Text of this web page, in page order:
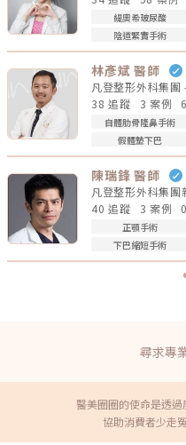
緹奧希玻尿酸
陰道緊實手術
林彥斌 醫師
凡登整形外科集團
38 追蹤
3 案例
自體肋骨隆鼻手術
假體墊下巴
陳瑞鋒 醫師
凡登整形外科集團
40 追蹤
3 案例
正顎手術
下巴縮短手術
尋求專
醫美圈圈的使命是透
協助消費者少走